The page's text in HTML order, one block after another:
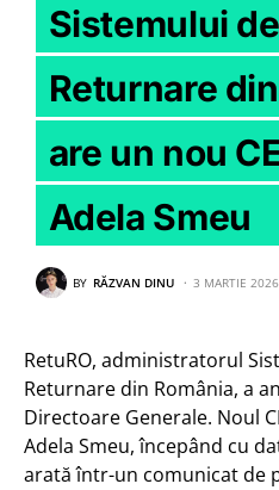
Sistemului
Returnare
are un nou
Adela Smeu
BY RĂZVAN DINU 3 MARTIE 2026
RetuRO, administratorul
Returnare din România, a
Directoare Generale. Noul
Adela Smeu, începând cu
arată într-un comunicat de